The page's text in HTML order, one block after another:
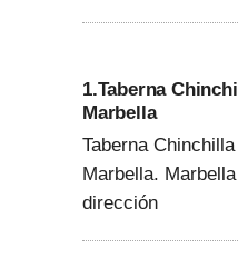
1.Taberna
Marbella
Taberna
Marbella.
dirección